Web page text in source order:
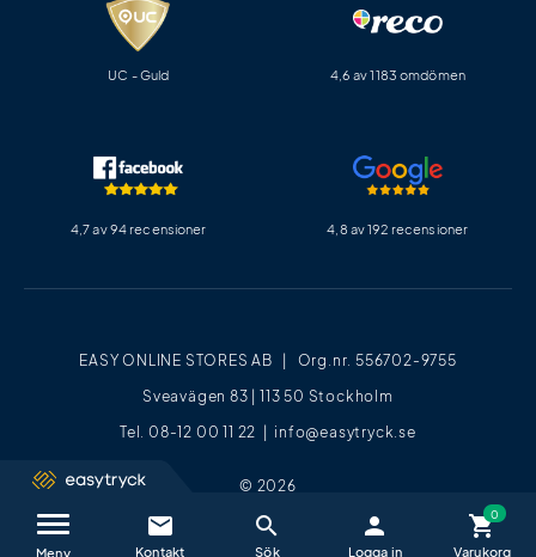
Kontakta oss / FAQ close
EASY ONLINE STORES AB | Org.nr. 556702-9755
Sveavägen 83 | 113 50 Stockholm
Tel. 08-12 00 11 22 | info@easytryck.se
© 2026
UC - Guld 4,6 av 1183 omdömen
4,7 av 94 recensioner 4,8 av 192 recensioner
Meny
email search person shopping_cart